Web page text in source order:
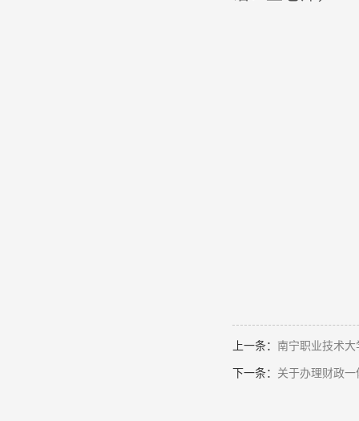
上一条： 南宁职业技术
下一条： 关于办理财政